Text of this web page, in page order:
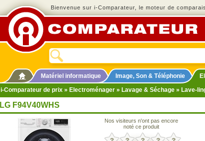
Bienvenue sur i-Comparateur, le moteur de
Matériel informatique Image, Son & Téléphonie
i-Comparateur de prix » Electroménager » Lavage & Séchage » Lave-
LG F94V40WHS
Nos visiteurs n'ont pas encore
noté ce produit